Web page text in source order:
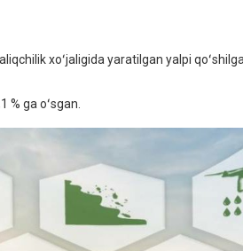
xoʻjaligida yaratilgan yalpi
% ga oʻsgan.